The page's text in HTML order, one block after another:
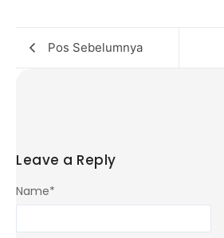
Pos Sebelumnya
Leave a Reply
Name*